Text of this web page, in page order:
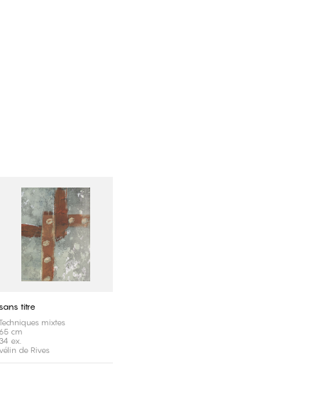
sans titre
Techniques mixtes
65 cm
34 ex.
vélin de Rives